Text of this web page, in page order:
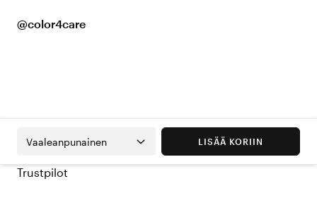
@color4care
Vaaleanpunainen LISÄÄ KORIIN
Trustpilot